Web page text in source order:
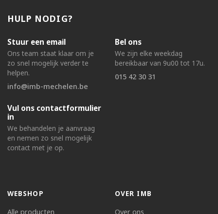
HULP NODIG?
Stuur een email
Ons team staat klaar om je
zo snel mogelijk verder te
helpen.
info@imb-mechelen.be
Bel ons
We zijn elke weekdag
bereikbaar van 9u00 tot 17u.
015 42 30 31
Vul ons contactformulier
in
We behandelen je aanvraag
en nemen zo snel mogelijk
contact met je op.
WEBSHOP
Alle producten
OVER IMB
Over ons